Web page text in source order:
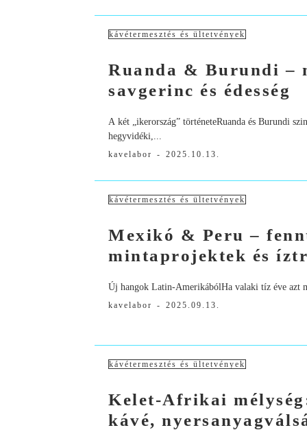
kávétermesztés és ültetvények
Ruanda & Burundi –
savgerinc és édesség
A két „ikerország” történeteRuanda és Burundi
hegyvidéki,...
kavelabor - 2025.10.13.
kávétermesztés és ültetvények
Mexikó & Peru –
mintaprojektek és
Új hangok Latin-AmerikábólHa valaki tíz éve azt
kavelabor - 2025.09.13.
kávétermesztés és ültetvények
Kelet-Afrikai
kávé,